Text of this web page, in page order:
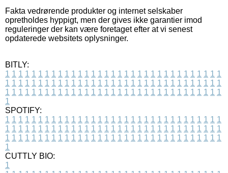
Fakta vedrørende produkter og internet selskaber
opretholdes hyppigt, men der gives ikke garantier imod
reguleringer der kan være foretaget efter at vi senest
opdaterede websitets oplysninger.
BITLY:
1 1 1 1 1 1 1 1 1 1 1 1 1 1 1 1 1 1 1 1 1 1 1 1 1 1 1 1 1 1 1 1 1
1 1 1 1 1 1 1 1 1 1 1 1 1 1 1 1 1 1 1 1 1 1 1 1 1 1 1 1 1 1 1 1 1
1 1 1 1 1 1 1 1 1 1 1 1 1 1 1 1 1 1 1 1 1 1 1 1 1 1 1 1 1 1 1 1 1
1
SPOTIFY:
1 1 1 1 1 1 1 1 1 1 1 1 1 1 1 1 1 1 1 1 1 1 1 1 1 1 1 1 1 1 1 1 1
1 1 1 1 1 1 1 1 1 1 1 1 1 1 1 1 1 1 1 1 1 1 1 1 1 1 1 1 1 1 1 1 1
1 1 1 1 1 1 1 1 1 1 1 1 1 1 1 1 1 1 1 1 1 1 1 1 1 1 1 1 1 1 1 1 1
1
CUTTLY BIO:
1